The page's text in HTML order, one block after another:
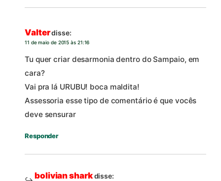
Valterdisse:
11 de maio de 2015 às 21:16
Tu quer criar desarmonia dentro do Sampaio, em
cara?
Vai pra lá URUBU! boca maldita!
Assessoria esse tipo de comentário é que vocês
deve sensurar
Responder
bolivian sharkdisse: